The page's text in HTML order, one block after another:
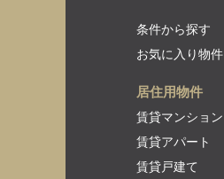
条件から探す
お気に入り物件
居住用物件
賃貸マンション
賃貸アパート
賃貸戸建て